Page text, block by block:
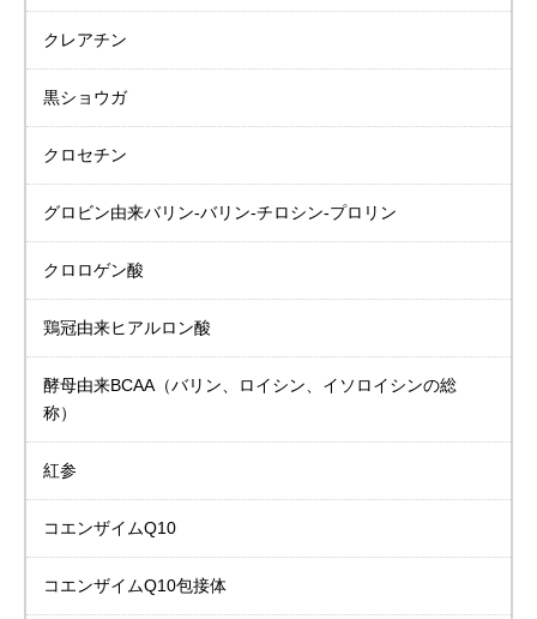
クレアチン
黒ショウガ
クロセチン
グロビン由来バリン-バリン-チロシン-プロリン
クロロゲン酸
鶏冠由来ヒアルロン酸
酵母由来BCAA（バリン、ロイシン、イソロイシンの総
称）
紅参
コエンザイムQ10
コエンザイムQ10包接体